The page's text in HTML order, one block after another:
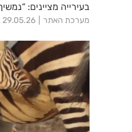
בעירייה מציינים:
ושוויון”
מערכת האתר 29.05.26